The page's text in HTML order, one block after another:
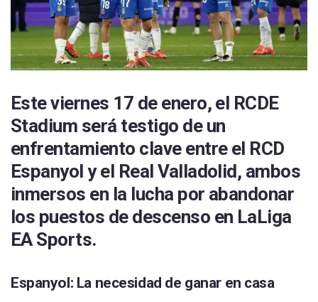
Este viernes 17 de enero, el RCDE
Stadium será testigo de un
enfrentamiento clave entre el RCD
Espanyol y el Real Valladolid, ambos
inmersos en la lucha por abandonar
los puestos de descenso en LaLiga
EA Sports.
Espanyol: La necesidad de ganar en casa